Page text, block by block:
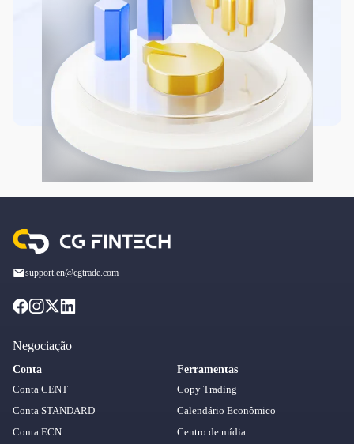
support.en@cgtrade.com
Negociação
Conta
Conta CENT
Conta STANDARD
Conta ECN
Ferramentas
Copy Trading
Calendário Econômico
Centro de mídia